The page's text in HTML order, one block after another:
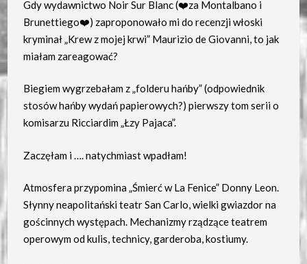
Gdy wydawnictwo Noir Sur Blanc (❤️za Montalbano i
Brunettiego❤️) zaproponowało mi do recenzji włoski
kryminał „Krew z mojej krwi” Maurizio de Giovanni, to jak
miałam zareagować?
Biegiem wygrzebałam z „folderu hańby” (odpowiednik
stosów hańby wydań papierowych?) pierwszy tom serii o
komisarzu Ricciardim „Łzy Pajaca”.
Zaczęłam i …. natychmiast wpadłam!
Atmosfera przypomina „Śmierć w La Fenice” Donny Leon.
Słynny neapolitański teatr San Carlo, wielki gwiazdor na
gościnnych występach. Mechanizmy rządzące teatrem
operowym od kulis, technicy, garderoba, kostiumy.